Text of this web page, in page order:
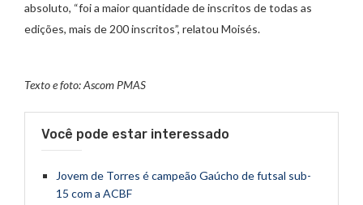
absoluto, “foi a maior quantidade de inscritos de todas as
edições, mais de 200 inscritos”, relatou Moisés.
Texto e foto: Ascom PMAS
Você pode estar interessado
Jovem de Torres é campeão Gaúcho de futsal sub-
15 com a ACBF